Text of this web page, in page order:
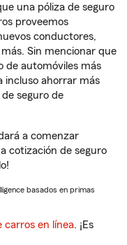
una póliza de seguro
proveemos
conductores,
Sin mencionar que
de automóviles más
incluso ahorrar más
seguro de
a comenzar
cotización de seguro
basados en primas
carros en línea. ¡Es